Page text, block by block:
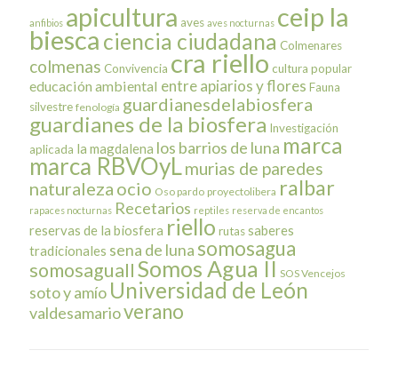
anfibios apicultura aves aves nocturnas ceip la
biesca ciencia ciudadana Colmenares
colmenas Convivencia cra riello cultura popular
educación ambiental entre apiarios y flores Fauna
silvestre fenología guardianesdelabiosfera
guardianes de la biosfera Investigación
aplicada la magdalena los barrios de luna marca
marca RBVOyLmurias de paredes
naturaleza ocio Oso pardo proyectolibera ralbar
rapaces nocturnas Recetarios reptiles reserva de encantos
reservas de la biosfera riello rutassaberes
tradicionales sena de luna somosagua
somosaguaIISomos Agua II SOS Vencejos
soto y amío Universidad de León
valdesamarioverano